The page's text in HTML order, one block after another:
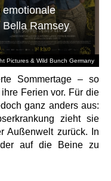
Pictures & Wild Bunch Germany
emotionale
Bella Ramsey
Sommertage – so
Ferien vor. Für die
ganz anders aus:
zieht sie
Außenwelt zurück. In
auf die Beine zu